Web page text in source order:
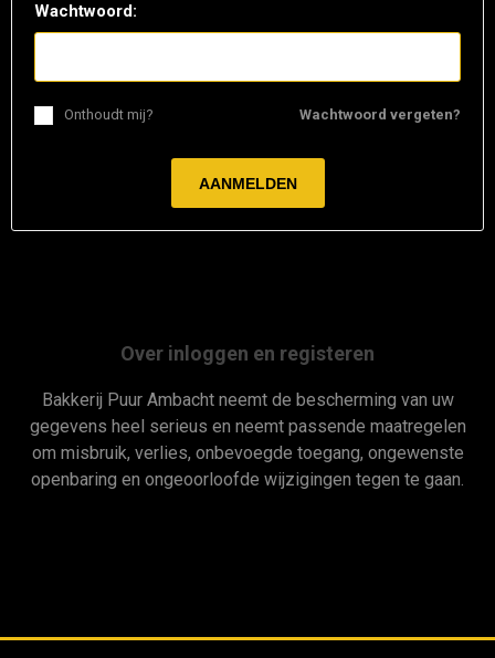
Wachtwoord:
Wachtwoord vergeten?
Onthoudt mij?
Over inloggen en registeren
Bakkerij Puur Ambacht neemt de bescherming van uw
gegevens heel serieus en neemt passende maatregelen
om misbruik, verlies, onbevoegde toegang, ongewenste
openbaring en ongeoorloofde wijzigingen tegen te gaan.